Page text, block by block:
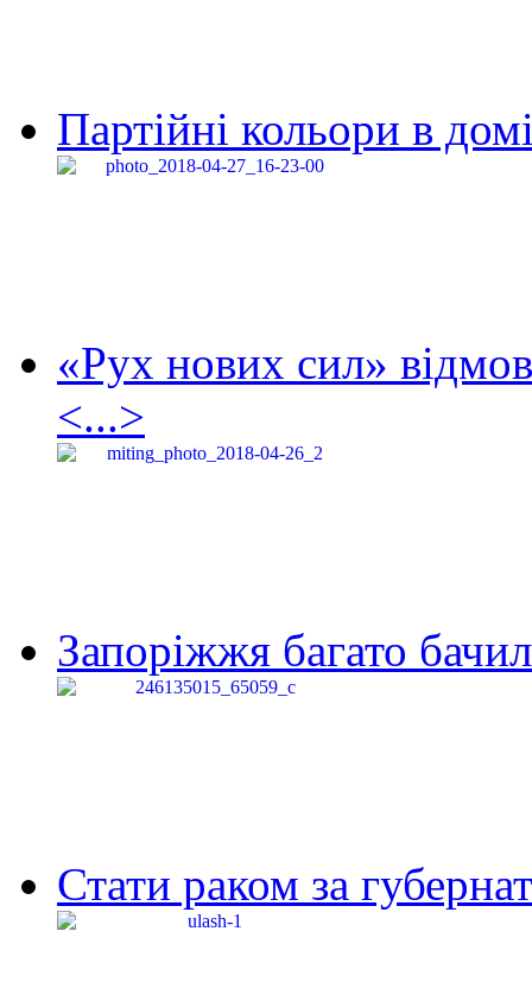
Партійні кольори в
«Рух нових сил»
<...>
Запоріжжя багато
Стати раком за